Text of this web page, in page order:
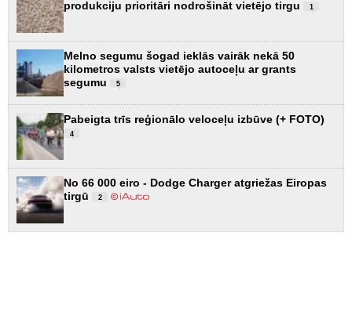
produkciju prioritāri nodrošināt vietējo tirgu
1
Melno segumu šogad ieklās vairāk nekā 50
kilometros valsts vietējo autoceļu ar grants
segumu
5
Pabeigta trīs reģionālo veloceļu izbūve (+ FOTO)
4
No 66 000 eiro - Dodge Charger atgriežas Eiropas
tirgū
2